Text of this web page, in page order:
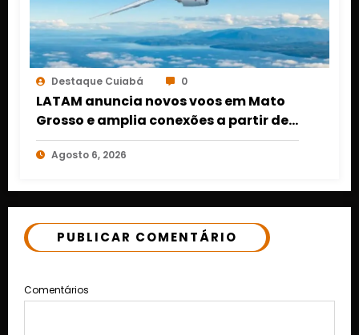
Destaque Cuiabá 0
LATAM anuncia novos voos em Mato
Grosso e amplia conexões a partir de
Cuiabá e Rondonópolis
Agosto 6, 2026
PUBLICAR COMENTÁRIO
Comentários